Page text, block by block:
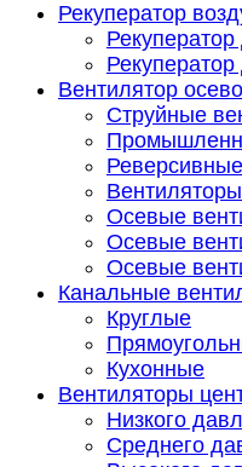
Рекуператор
Вентилятор
Струйные
Осевые
Осевые
Осевые
Канальные
Круглые
Кухонные
Вентиляторы
Низкого
Среднего